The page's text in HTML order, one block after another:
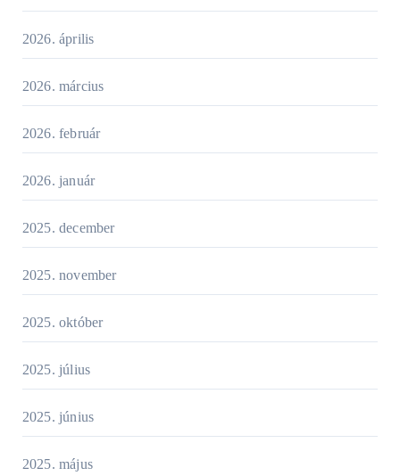
2026. április
2026. március
2026. február
2026. január
2025. december
2025. november
2025. október
2025. július
2025. június
2025. május